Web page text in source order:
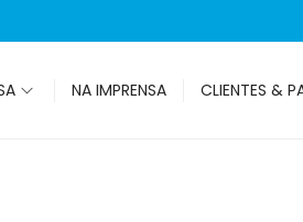
NA IMPRENSA CLIENTES &